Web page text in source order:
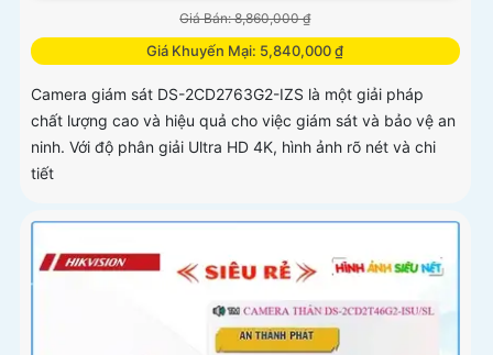
Giá Bán: 8,860,000 ₫
Giá Khuyến Mại: 5,840,000 ₫
Camera giám sát DS-2CD2763G2-IZS là một giải pháp
chất lượng cao và hiệu quả cho việc giám sát và bảo vệ an
ninh. Với độ phân giải Ultra HD 4K, hình ảnh rõ nét và chi
tiết